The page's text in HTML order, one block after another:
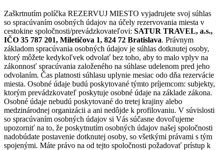
Zaškrtnutím políčka REZERVUJ MIESTO vyjadrujete svoj súhlas
so spracúvaním osobných údajov na účely rezervovania miesta v
cestokine spoločnosti/prevádzkovateľovi: SATUR TRAVEL, a.s.,
IČO 35 787 201, Miletičova 1, 824 72 Bratislava. Právnym
základom spracúvania osobných údajov je súhlas dotknutej osoby,
ktorý môžete kedykoľvek odvolať bez toho, aby to malo vplyv na
zákonnosť spracúvania založeného na súhlase udelenom pred jeho
odvolaním. Čas platnosti súhlasu uplynie mesiac odo dňa rezervácie
miesta. Osobné údaje budú poskytované týmto príjemcom: subjekty,
ktorým prevádzkovateľ poskytuje osobné údaje na základe zákona.
Osobné údaje nebudú poskytované do tretej krajiny alebo
medzinárodnej organizácii a ani nedôjde k profilovaniu. V súvislosti
so spracúvaním osobných údajov si Vás súčasne dovoľujeme
upozorniť na to, že poskytnutím osobných údajov našej spoločnosti
nadobúdate postavenie dotknutej osoby, so všetkými právami s tým
spojenými. Máte právo na od tejto spoločnosti požadovať prístup k